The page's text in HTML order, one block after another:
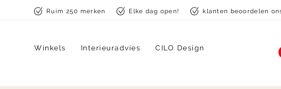
Skip to contentRuim 250 merken Elke dag open! klanten beoordelen
Winkels Interieuradvies CILO Design